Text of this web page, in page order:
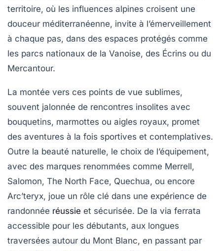
territoire, où les influences alpines croisent une
douceur méditerranéenne, invite à l’émerveillement
à chaque pas, dans des espaces protégés comme
les parcs nationaux de la Vanoise, des Écrins ou du
Mercantour.
La montée vers ces points de vue sublimes,
souvent jalonnée de rencontres insolites avec
bouquetins, marmottes ou aigles royaux, promet
des aventures à la fois sportives et contemplatives.
Outre la beauté naturelle, le choix de l’équipement,
avec des marques renommées comme Merrell,
Salomon, The North Face, Quechua, ou encore
Arc’teryx, joue un rôle clé dans une expérience de
randonnée réussie et sécurisée. De la via ferrata
accessible pour les débutants, aux longues
traversées autour du Mont Blanc, en passant par